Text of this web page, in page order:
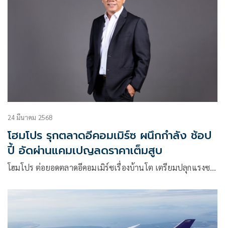
24 มีนาคม 2568
โฮมโปร รุกตลาดอีคอมเมิร์ซ ผนึกกำลัง ช้อป
ปี้ อัดผ่านแคมเปญลดราคาเต็มสูบ
โฮมโปร ต่อยอดตลาดอีคอมเมิร์ซเรื่องบ้านโต เตรียมปลุกแรงซ…